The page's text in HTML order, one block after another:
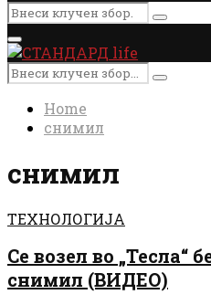
Search
for:
Search
Primary
Menu
Search
for:
Search
Home
снимил
снимил
ТЕХНОЛОГИЈА
Се возел во „Тесла“
снимил (ВИДЕО)